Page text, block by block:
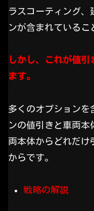
ラスコーティング、
ンが含まれているこ
しかし、これが値引
ます。
多くのオプションを
ンの値引きと車両本
両本体からどれだけ
からです。
戦略の解説